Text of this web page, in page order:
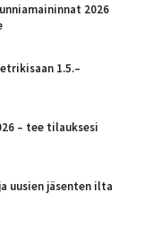
2026
1.5.–
– tee tilauksesi
uusien jäsenten ilta